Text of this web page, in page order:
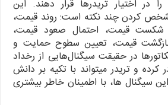
را در اختیار تریدرها قرار دهند. این
کردن چند نکته است: روند قیمت،
شکست قیمت، احتمال صعود قیمت،
قیمت، تعیین سطوح حمایت و
در حقیقت سیگنال‌هایی از رخداد
و تریدر میتواند با تکیه بر دانش
سیگنال ها، با اطمینان خاطر بیشتری